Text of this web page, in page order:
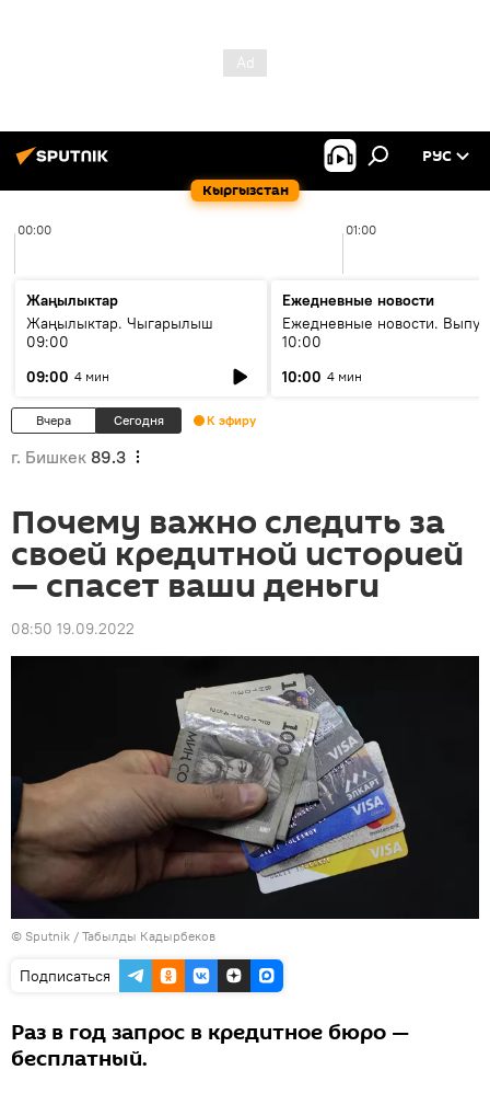
Кыргызстан
РУС
00:00 01:00
Жаңылыктар
Жаңылыктар. Чыгарылыш
09:00
09:00 4 мин
Ежедневные новости
Ежедневные новости.
10:00
10:00 4 мин
Вчера Сегодня К эфиру
г. Бишкек 89.3
Почему важно следить за
своей кредитной историей
— спасет ваши деньги
08:50 19.09.2022
© Sputnik / Табылды Кадырбеков
Подписаться
Раз в год запрос в кредитное бюро —
бесплатный.